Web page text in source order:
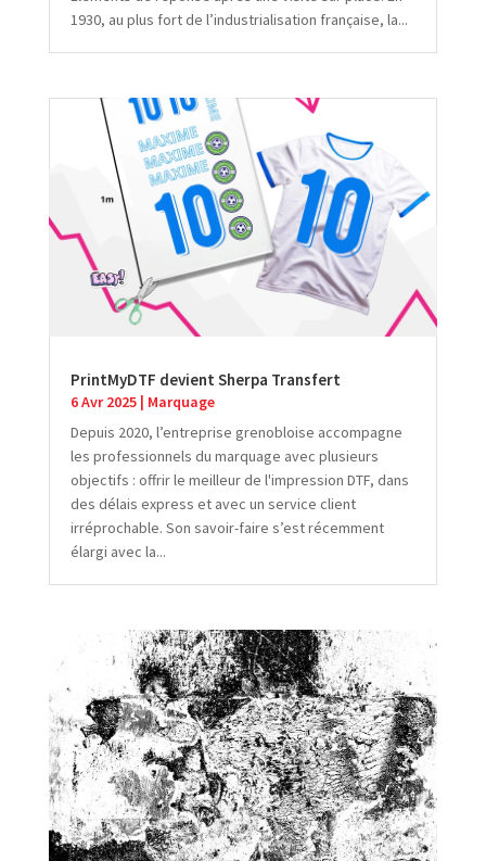
1930, au plus fort de l’industrialisation française, la...
PrintMyDTF devient Sherpa Transfert
6 Avr 2025| Marquage
Depuis 2020, l’entreprise grenobloise accompagne
les professionnels du marquage avec plusieurs
objectifs : offrir le meilleur de l'impression DTF, dans
des délais express et avec un service client
irréprochable. Son savoir-faire s’est récemment
élargi avec la...